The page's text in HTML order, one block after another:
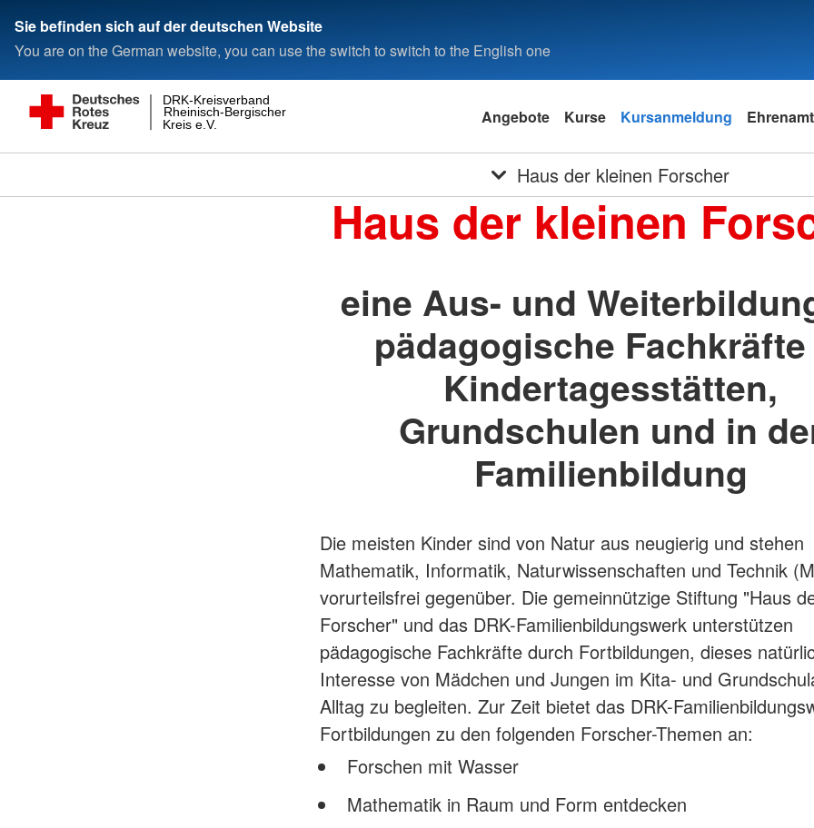
Sie befinden sich auf der deutschen Website
You are on the German website, you can use the switch to switch to the English one
Kreis e.V.
Rheinisch-Bergischer
DRK-Kreisverband
Angebote Kurse Kursanmeldung Ehrenamt
Haus der kleinen Forscher
Haus der kleinen
eine Aus- und
pädagogische
Kindertagesstätten,
Grundschulen und in
Familienbildung
Die meisten Kinder sind von Natur aus neugierig und stehen
Mathematik, Informatik, Naturwissenschaften und Technik
vorurteilsfrei gegenüber. Die gemeinnützige Stiftung "Haus
Forscher" und das DRK-Familienbildungswerk unterstützen
pädagogische Fachkräfte durch Fortbildungen, dieses
Interesse von Mädchen und Jungen im Kita- und
Alltag zu begleiten. Zur Zeit bietet das DRK-
Fortbildungen zu den folgenden Forscher-Themen an:
Forschen mit Wasser
Mathematik in Raum und Form entdecken